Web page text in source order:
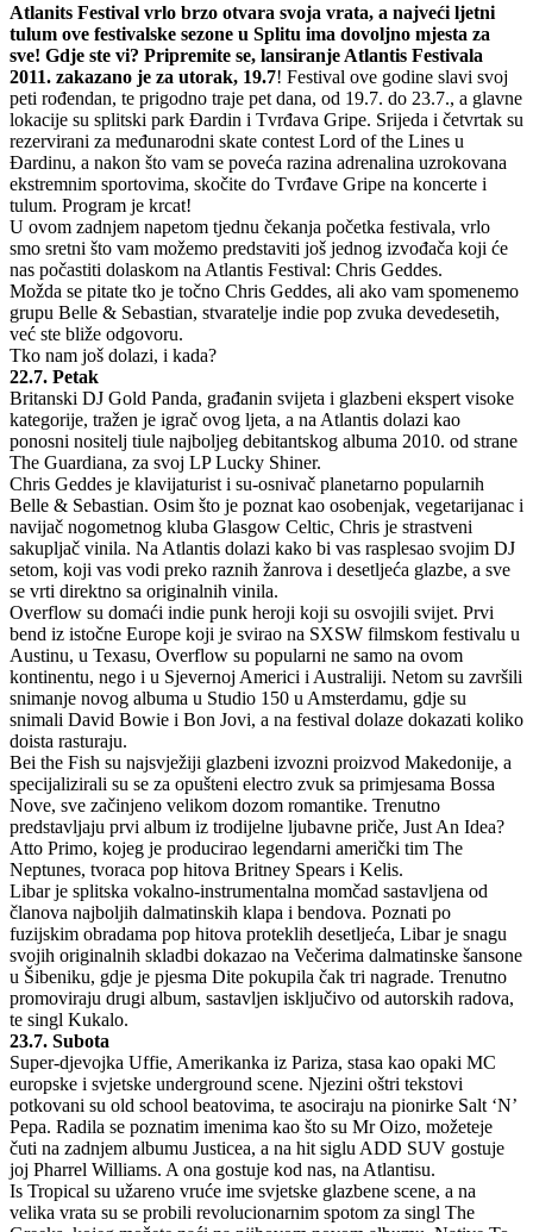
Atlanits Festival vrlo brzo otvara svoja vrata, a najveći ljetni
tulum ove festivalske sezone u Splitu ima dovoljno mjesta za
sve! Gdje ste vi? Pripremite se, lansiranje Atlantis Festivala
2011. zakazano je za utorak, 19.7! Festival ove godine slavi svoj
peti rođendan, te prigodno traje pet dana, od 19.7. do 23.7., a glavne
lokacije su splitski park Đardin i Tvrđava Gripe. Srijeda i četvrtak su
rezervirani za međunarodni skate contest Lord of the Lines u
Đardinu, a nakon što vam se poveća razina adrenalina uzrokovana
ekstremnim sportovima, skočite do Tvrđave Gripe na koncerte i
tulum. Program je krcat!
U ovom zadnjem napetom tjednu čekanja početka festivala, vrlo
smo sretni što vam možemo predstaviti još jednog izvođača koji će
nas počastiti dolaskom na Atlantis Festival: Chris Geddes.
Možda se pitate tko je točno Chris Geddes, ali ako vam spomenemo
grupu Belle & Sebastian, stvaratelje indie pop zvuka devedesetih,
već ste bliže odgovoru.
Tko nam još dolazi, i kada?
22.7. Petak
Britanski DJ Gold Panda, građanin svijeta i glazbeni ekspert visoke
kategorije, tražen je igrač ovog ljeta, a na Atlantis dolazi kao
ponosni nositelj tiule najboljeg debitantskog albuma 2010. od strane
The Guardiana, za svoj LP Lucky Shiner.
Chris Geddes je klavijaturist i su-osnivač planetarno popularnih
Belle & Sebastian. Osim što je poznat kao osobenjak, vegetarijanac i
navijač nogometnog kluba Glasgow Celtic, Chris je strastveni
sakupljač vinila. Na Atlantis dolazi kako bi vas rasplesao svojim DJ
setom, koji vas vodi preko raznih žanrova i desetljeća glazbe, a sve
se vrti direktno sa originalnih vinila.
Overflow su domaći indie punk heroji koji su osvojili svijet. Prvi
bend iz istočne Europe koji je svirao na SXSW filmskom festivalu u
Austinu, u Texasu, Overflow su popularni ne samo na ovom
kontinentu, nego i u Sjevernoj Americi i Australiji. Netom su završili
snimanje novog albuma u Studio 150 u Amsterdamu, gdje su
snimali David Bowie i Bon Jovi, a na festival dolaze dokazati koliko
doista rasturaju.
Bei the Fish su najsvježiji glazbeni izvozni proizvod Makedonije, a
specijalizirali su se za opušteni electro zvuk sa primjesama Bossa
Nove, sve začinjeno velikom dozom romantike. Trenutno
predstavljaju prvi album iz trodijelne ljubavne priče, Just An Idea?
Atto Primo, kojeg je producirao legendarni američki tim The
Neptunes, tvoraca pop hitova Britney Spears i Kelis.
Libar je splitska vokalno-instrumentalna momčad sastavljena od
članova najboljih dalmatinskih klapa i bendova. Poznati po
fuzijskim obradama pop hitova proteklih desetljeća, Libar je snagu
svojih originalnih skladbi dokazao na Večerima dalmatinske šansone
u Šibeniku, gdje je pjesma Dite pokupila čak tri nagrade. Trenutno
promoviraju drugi album, sastavljen isključivo od autorskih radova,
te singl Kukalo.
23.7. Subota
Super-djevojka Uffie, Amerikanka iz Pariza, stasa kao opaki MC
europske i svjetske underground scene. Njezini oštri tekstovi
potkovani su old school beatovima, te asociraju na pionirke Salt ‘N’
Pepa. Radila se poznatim imenima kao što su Mr Oizo, možeteje
čuti na zadnjem albumu Justicea, a na hit siglu ADD SUV gostuje
joj Pharrel Williams. A ona gostuje kod nas, na Atlantisu.
Is Tropical su užareno vruće ime svjetske glazbene scene, a na
velika vrata su se probili revolucionarnim spotom za singl The